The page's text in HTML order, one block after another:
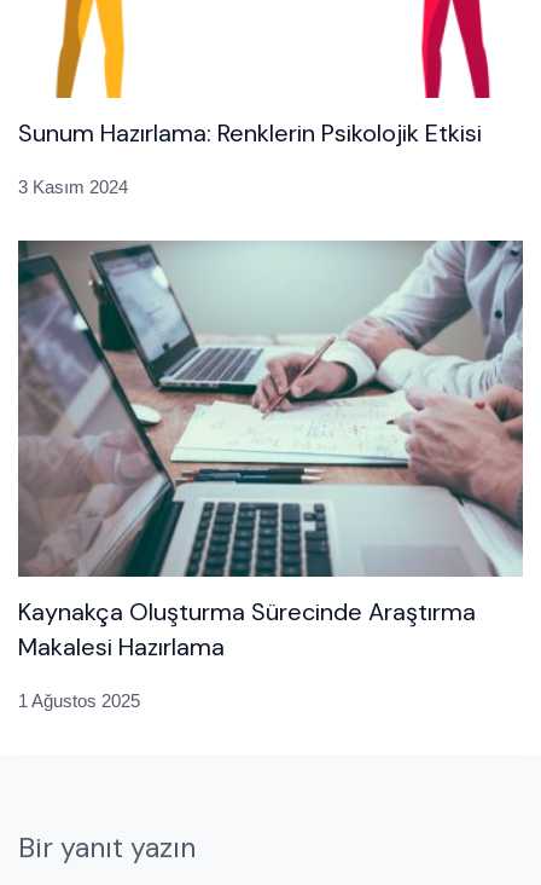
Sunum Hazırlama: Renklerin Psikolojik Etkisi
3 Kasım 2024
Kaynakça Oluşturma Sürecinde Araştırma
Makalesi Hazırlama
1 Ağustos 2025
Bir yanıt yazın